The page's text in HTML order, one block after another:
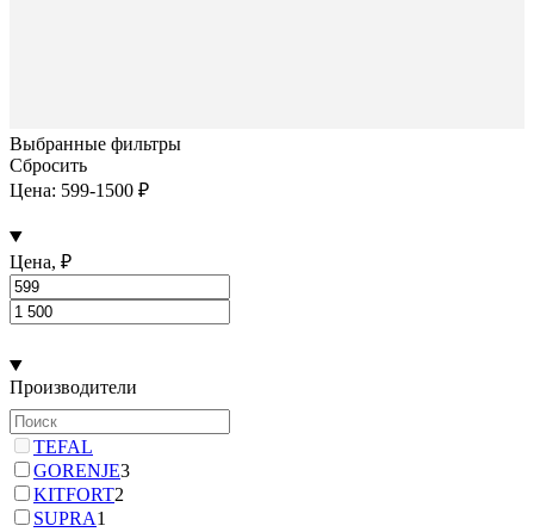
Выбранные фильтры
Сбросить
Цена: 599-1500 ₽
Цена, ₽
Производители
TEFAL
GORENJE3
KITFORT2
SUPRA1